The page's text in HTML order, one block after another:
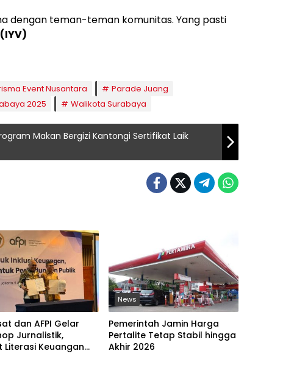
dengan teman-teman komunitas. Yang pasti
(IYV)
Event Nusantara
Parade Juang
2025 Walikota Surabaya
Makan Bergizi Kantongi Sertifikat Laik
dan AFPI Gelar
Jurnalistik,
Literasi Keuangan
News
Pemerintah Jamin Harga
Pertalite Tetap Stabil hingga
Akhir 2026